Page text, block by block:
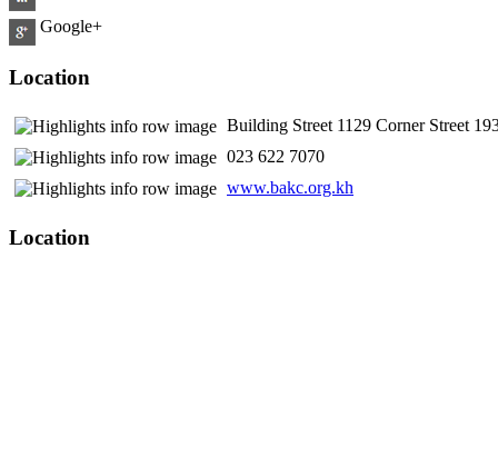
Google+
Location
Building Street 1129 Corner Street
​ 023 622 7070
www.bakc.org.kh
Location